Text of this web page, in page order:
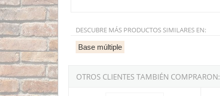
DESCUBRE MÁS PRODUCTOS SIMILARES EN:
Base múltiple
OTROS CLIENTES TAMBIÉN COMPRARON: